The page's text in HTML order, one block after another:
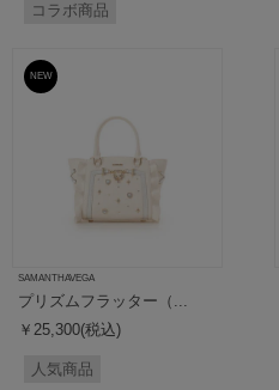
コラボ商品
NEW
SAMANTHAVEGA
プリズムフラッター（...
￥25,300(税込)
人気商品